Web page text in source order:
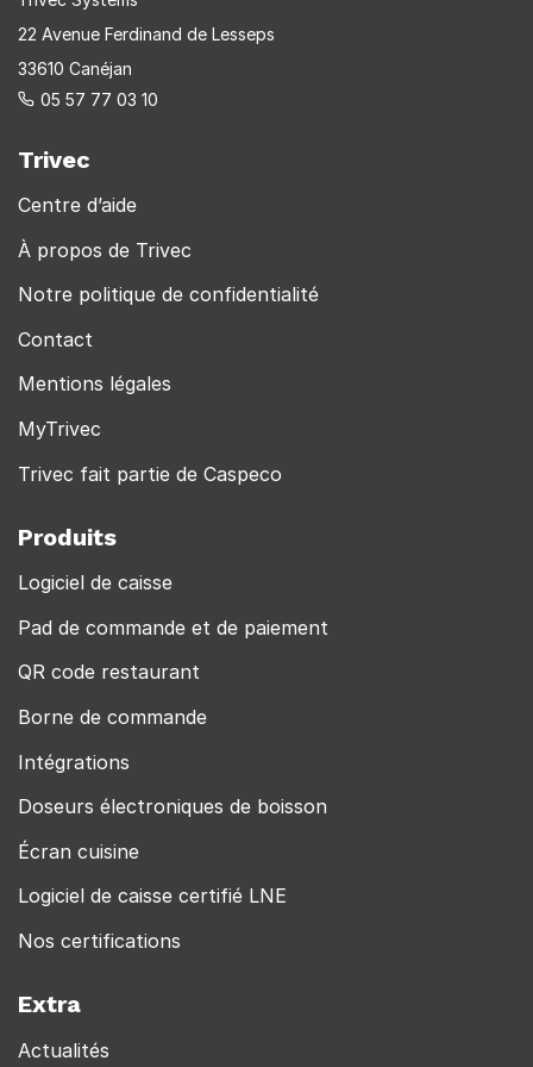
22 Avenue Ferdinand de Lesseps
33610 Canéjan
05 57 77 03 10
Trivec
Centre d’aide
À propos de Trivec
Notre politique de confidentialité
Contact
Mentions légales
MyTrivec
Trivec fait partie de Caspeco
Produits
Logiciel de caisse
Pad de commande et de paiement
QR code restaurant
Borne de commande
Intégrations
Doseurs électroniques de boisson
Écran cuisine
Logiciel de caisse certifié LNE
Nos certifications
Extra
Actualités